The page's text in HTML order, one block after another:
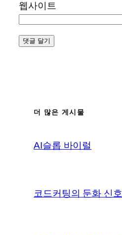
웹사이트
더 많은 게시물
AI슬롭 바이럴
코드커팅의 둔화 신호